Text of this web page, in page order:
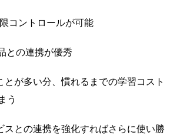
コントロールが可能
との連携が優秀
が多い分、慣れるまでの学習コスト
う
スとの連携を強化すればさらに使い勝